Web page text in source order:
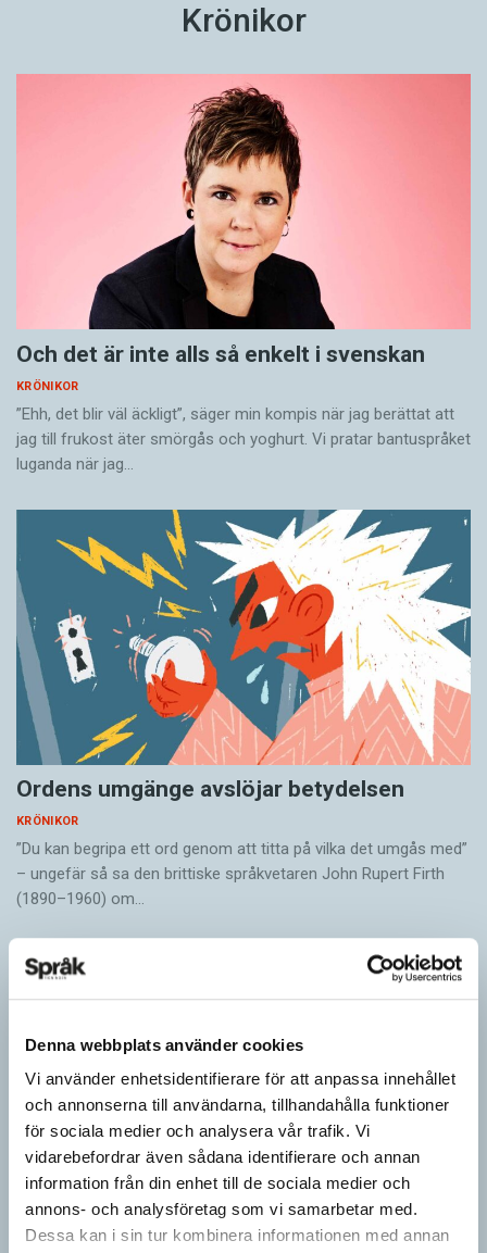
Denna webbplats använder cookies
Vi använder enhetsidentifierare för att anpassa innehållet
och annonserna till användarna, tillhandahålla funktioner
för sociala medier och analysera vår trafik. Vi
vidarebefordrar även sådana identifierare och annan
information från din enhet till de sociala medier och
annons- och analysföretag som vi samarbetar med.
Dessa kan i sin tur kombinera informationen med annan
Krönikor
Och det är inte alls så enkelt i svenskan
KRÖNIKOR
”Ehh, det blir väl äckligt”, säger min kompis när jag berättat att
jag till frukost äter smörgås och yoghurt. Vi pratar bantuspråket
luganda när jag…
Ordens umgänge avslöjar betydelsen
KRÖNIKOR
”Du kan begripa ett ord genom att titta på vilka det umgås med”
– ungefär så sa den brittiske språkvetaren John Rupert Firth
(1890–1960) om…
Mesen är ingen fegis